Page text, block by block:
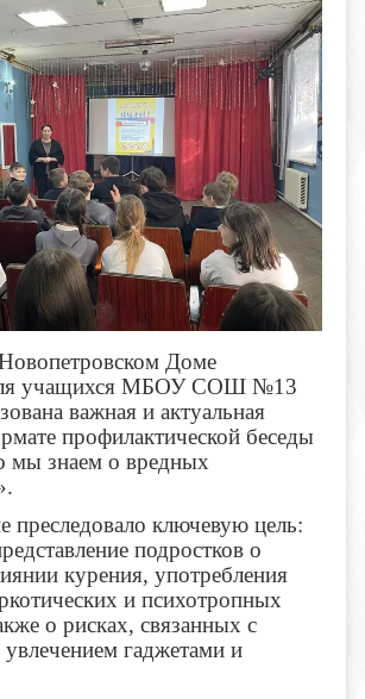
Доме
учащихся МБОУ СОШ №13
важная и актуальная
профилактической беседы
мы знаем о вредных
преследовало ключевую цель:
подростков о
курения, употребления
и психотропных
о рисках, связанных с
гаджетами и